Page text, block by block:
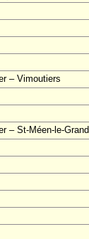
– Vimoutiers
– St-Méen-le-Grand